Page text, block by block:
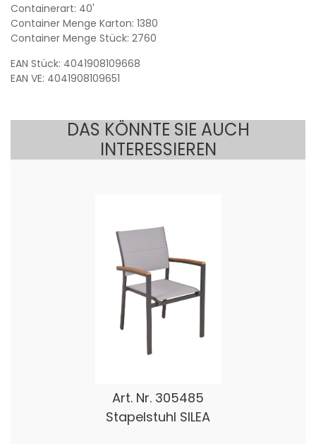
Containerart: 40'
Container Menge Karton: 1380
Container Menge Stück: 2760
EAN Stück: 4041908109668
EAN VE: 4041908109651
DAS KÖNNTE SIE AUCH
INTERESSIEREN
Art. Nr. 305485
Stapelstuhl SILEA